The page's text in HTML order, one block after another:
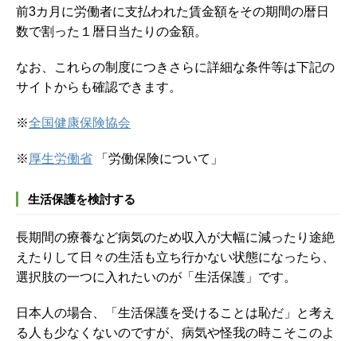
前3カ月に労働者に支払われた賃金額をその期間の暦日
数で割った１暦日当たりの金額。
なお、これらの制度につきさらに詳細な条件等は下記の
サイトからも確認できます。
※全国健康保険協会
※ 厚生労働省 「労働保険について」
生活保護を検討する
長期間の療養など病気のため収入が大幅に減ったり途絶
えたりして日々の生活も立ち行かない状態になったら、
選択肢の一つに入れたいのが「生活保護」です。
日本人の場合、「生活保護を受けることは恥だ」と考え
る人も少なくないのですが、病気や怪我の時こそこのよ